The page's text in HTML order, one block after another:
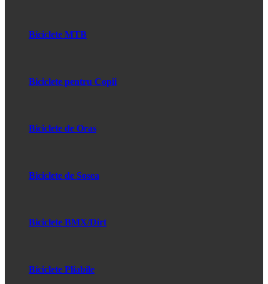
Biciclete MTB
Biciclete pentru Copii
Biciclete de Oras
Biciclete de Sosea
Biciclete BMX/Dirt
Biciclete Pliabile